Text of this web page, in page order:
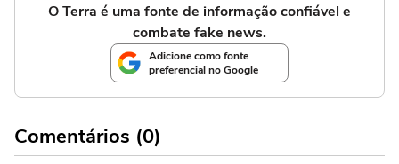
O Terra é uma fonte de informação confiável e
combate fake news.
Adicione como fonte
preferencial no Google
Comentários (0)